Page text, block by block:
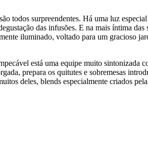
todos surpreendentes. Há uma luz
das infusões. E na mais íntima
iluminado, voltado para um gracioso
está uma equipe muito sintonizada
prepara os quitutes e sobremesas
deles, blends especialmente criados